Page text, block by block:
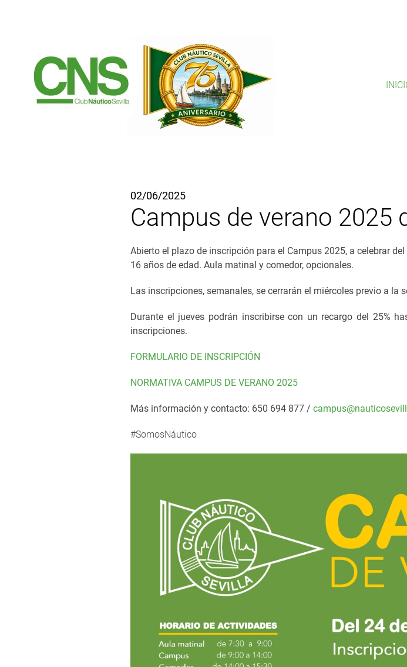
02/06/2025
Campus de verano 2025
Abierto el plazo de inscripción para el Campus 2025, a celebrar
16 años de edad. Aula matinal y comedor, opcionales.
Las inscripciones, semanales, se cerrarán el miércoles previo a la
Durante el jueves podrán inscribirse con un recargo del 25%
inscripciones.
FORMULARIO DE INSCRIPCIÓN
NORMATIVA CAMPUS DE VERANO 2025
Más información y contacto: 650 694 877 /
#SomosNáutico